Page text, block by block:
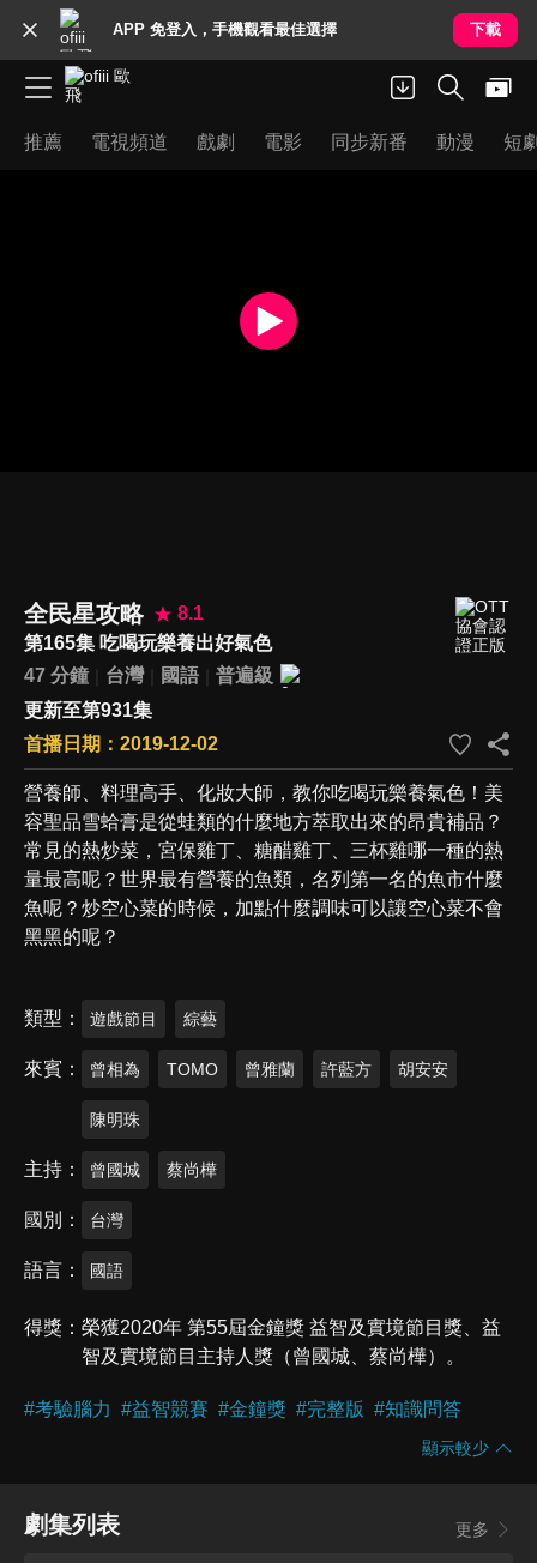
APP 免登入，手機觀看最佳選擇 下載
推薦 電視頻道 戲劇 電影 同步新番 動漫 短
全民星攻略
8.1
第165集 吃喝玩樂養出好氣色
47 分鐘
台灣 國語
普遍級
更新至第931集
首播日期：2019-12-02
營養師、料理高手、化妝大師，教你吃喝玩樂養氣色！美
容聖品雪蛤膏是從蛙類的什麼地方萃取出來的昂貴補品？
常見的熱炒菜，宮保雞丁、糖醋雞丁、三杯雞哪一種的熱
量最高呢？世界最有營養的魚類，名列第一名的魚市什麼
魚呢？炒空心菜的時候，加點什麼調味可以讓空心菜不會
黑黑的呢？
類型 遊戲節目 綜藝
來賓 曾相為 TOMO 曾雅蘭 許藍方 胡安安
陳明珠
主持 曾國城 蔡尚樺
國別 台灣
語言 國語
得獎
榮獲2020年 第55屆金鐘獎 益智及實境節目獎、益
智及實境節目主持人獎（曾國城、蔡尚樺）。
#考驗腦力 #益智競賽 #金鐘獎 #完整版 #知識問答
顯示較少
劇集列表 更多